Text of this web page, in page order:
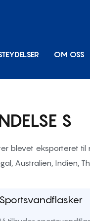
OM OSS
S
blevet eksporteret
Australien, Indien,
Sportsvandflasker